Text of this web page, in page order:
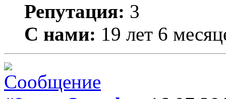
Репутация: 3
С нами: 19 лет 6